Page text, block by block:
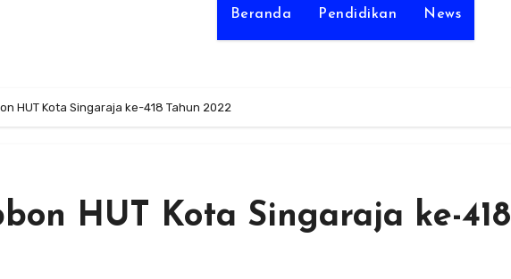
Beranda Pendidikan News
HUT Kota Singaraja ke-418 Tahun 2022
HUT Kota Singaraja ke-418